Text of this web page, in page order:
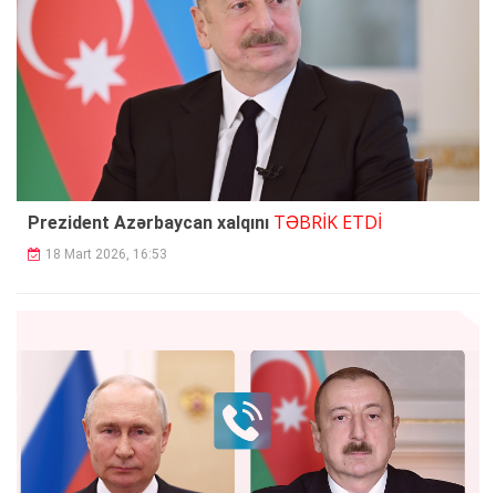
Prezident Azərbaycan xalqını TƏBRİK ETDİ
18 Mart 2026, 16:53